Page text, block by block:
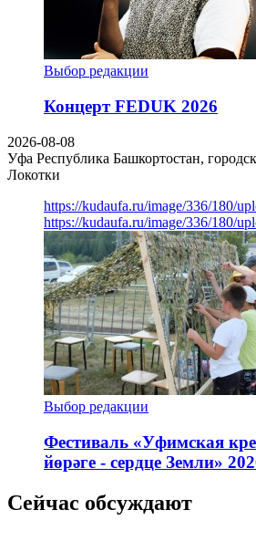
Выбор редакции
Концерт FEDUK 2026
2026-08-08
Уфа Республика Башкортостан,
Локотки
https://kudaufa.ru/image/336/180/
https://kudaufa.ru/image/336/180/
Выбор редакции
Фестиваль «Уфимская
йөрәге - сердце Земли»
Сейчас обсуждают